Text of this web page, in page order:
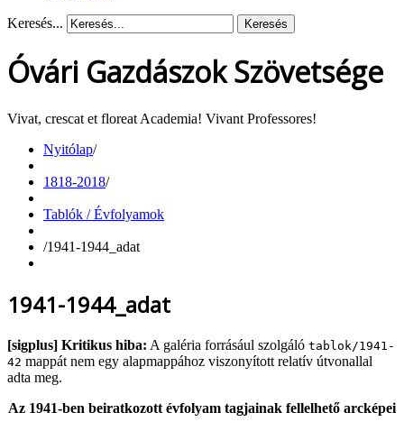
Keresés... Keresés
Óvári Gazdászok Szövetsége
Vivat, crescat et floreat Academia! Vivant Professores!
Nyitólap/
1818-2018/
Tablók / Évfolyamok
/1941-1944_adat
1941-1944_adat
[sigplus] Kritikus hiba: A galéria forrásául szolgáló tablok/1941-
42 mappát nem egy alapmappához viszonyított relatív útvonallal
adta meg.
Az 1941-ben beiratkozott évfolyam tagjainak fellelhető arcképei